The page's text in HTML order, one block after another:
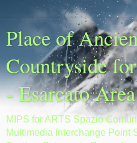
Place of
Countryside
- Esarcato
MIPS for ARTS Spazio
Multimedia Interchange Point